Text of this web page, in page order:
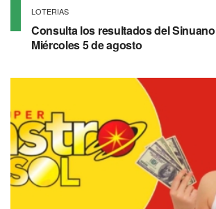
LOTERIAS
Consulta los resultados del
Miércoles 5 de agosto